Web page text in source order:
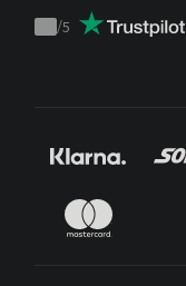
Trustpilot
/5